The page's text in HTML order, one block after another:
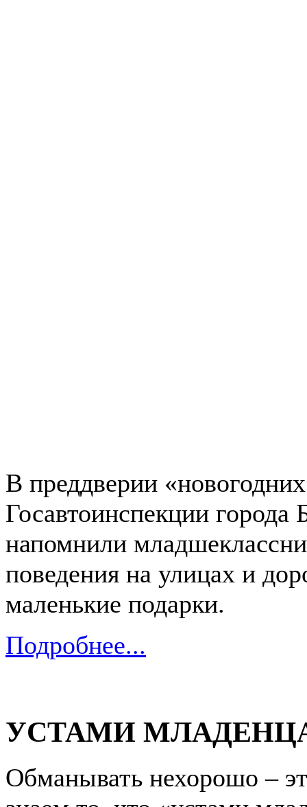
В преддверии
Госавтоинспекции города
напомнили
поведения на улицах и
маленькие подарки.
Подробнее...
УСТАМИ
Обманывать нехорошо –